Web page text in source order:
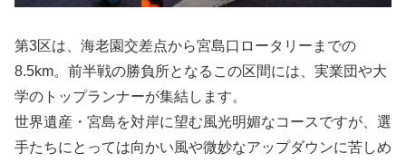
第3区は、海老園交差点から宮島口ロータリーまでの
8.5km。前半戦の勝負所となるこの区間には、実業団や大
学のトップランナーが集結します。
世界遺産・宮島を対岸に望む風光明媚なコースですが、選
手たちにとっては向かい風や微妙なアップダウンに苦しめ